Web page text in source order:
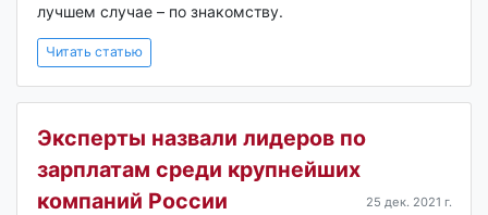
лучшем случае – по знакомству.
Читать статью
Эксперты назвали лидеров по
зарплатам среди крупнейших
компаний России
25 дек. 2021 г.